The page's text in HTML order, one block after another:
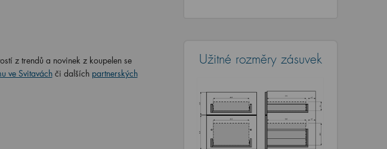
z trendů a novinek z koupelen se
ve Svitaváchči dalších partnerských
Užitné rozměry zásuvek